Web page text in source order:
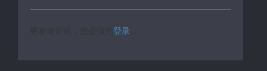
登录